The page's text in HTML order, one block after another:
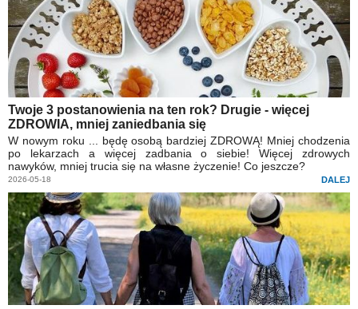
Twoje 3 postanowienia na ten rok? Drugie - więcej
ZDROWIA, mniej zaniedbania się
W nowym roku ... będę osobą bardziej ZDROWĄ! Mniej chodzenia
po lekarzach a więcej zadbania o siebie! Więcej zdrowych
nawyków, mniej trucia się na własne życzenie! Co jeszcze?
2026-05-18 DALEJ